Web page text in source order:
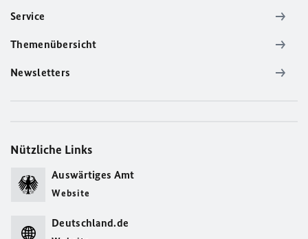
Service
Themenübersicht
Newsletters
Nützliche Links
Auswärtiges Amt
Website
Deutschland.de